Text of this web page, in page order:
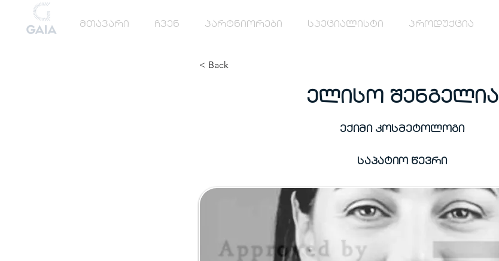
მთავარი ჩვენ პარტნიორები სპეციალისტი პროდუქცია
< Back
ელისო შენგელია
ექიმი კოსმეტოლოგი
საპატიო წევრი